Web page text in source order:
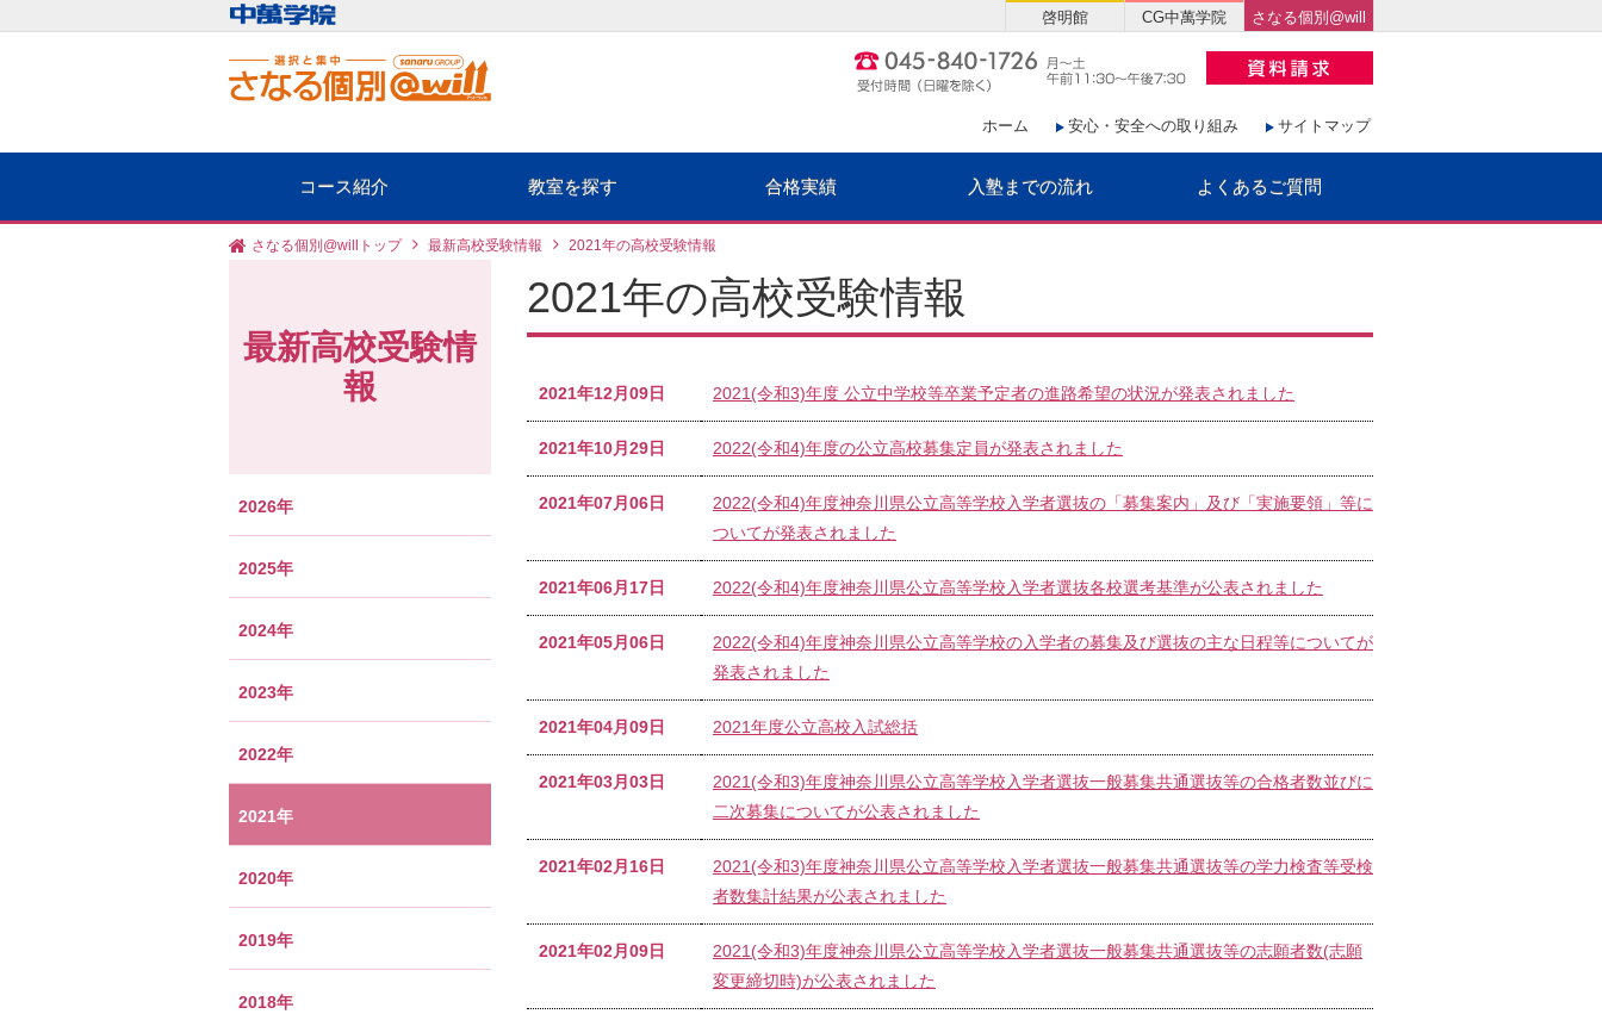
ホーム 安心・安全への取り組み サイトマップ
コース紹介 教室を探す 合格実績 入塾までの流れ よくあるご質問
啓明館 CG中萬学院 さなる個別@will
さなる個別@willトップ 最新高校受験情報 2021年の高校受験情報
2021年の高校受験情報
2021年12月09日 2021(令和3)年度 公立中学校等卒業予定者の進路希望の状況が発表されました
2021年10月29日 2022(令和4)年度の公立高校募集定員が発表されました
2021年07月06日
2022(令和4)年度神奈川県公立高等学校入学者選抜の「募集案内」及び「実施要領」等に
ついてが発表されました
2021年06月17日 2022(令和4)年度神奈川県公立高等学校入学者選抜各校選考基準が公表されました
2021年05月06日
2022(令和4)年度神奈川県公立高等学校の入学者の募集及び選抜の主な日程等についてが
発表されました
2021年04月09日 2021年度公立高校入試総括
2021年03月03日
2021(令和3)年度神奈川県公立高等学校入学者選抜一般募集共通選抜等の合格者数並びに
二次募集についてが公表されました
2021年02月16日
2021(令和3)年度神奈川県公立高等学校入学者選抜一般募集共通選抜等の学力検査等受検
者数集計結果が公表されました
2021年02月09日
2021(令和3)年度神奈川県公立高等学校入学者選抜一般募集共通選抜等の志願者数(志願
変更締切時)が公表されました
最新高校受験情
報
2026年
2025年
2024年
2023年
2022年
2021年
2020年
2019年
2018年